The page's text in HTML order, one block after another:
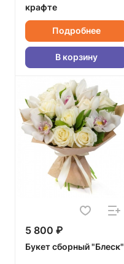
крафте
Подробнее
В корзину
5 800 ₽
Букет сборный "Блеск"